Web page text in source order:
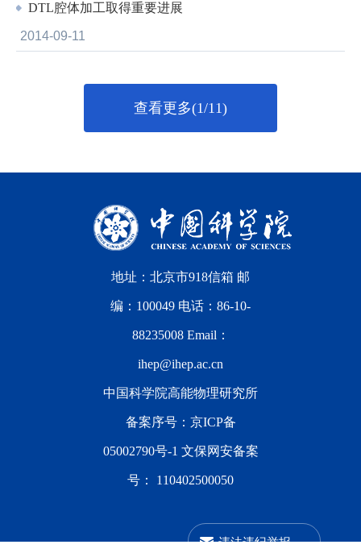
DTL腔体加工取得重要进展
2014-09-11
查看更多(1/11)
地址：北京市918信箱 邮
编：100049 电话：86-10-
88235008 Email：
ihep@ihep.ac.cn
中国科学院高能物理研究所
备案序号： 京ICP备
05002790号-1 文保网安备案
号： 110402500050
违法违纪举报